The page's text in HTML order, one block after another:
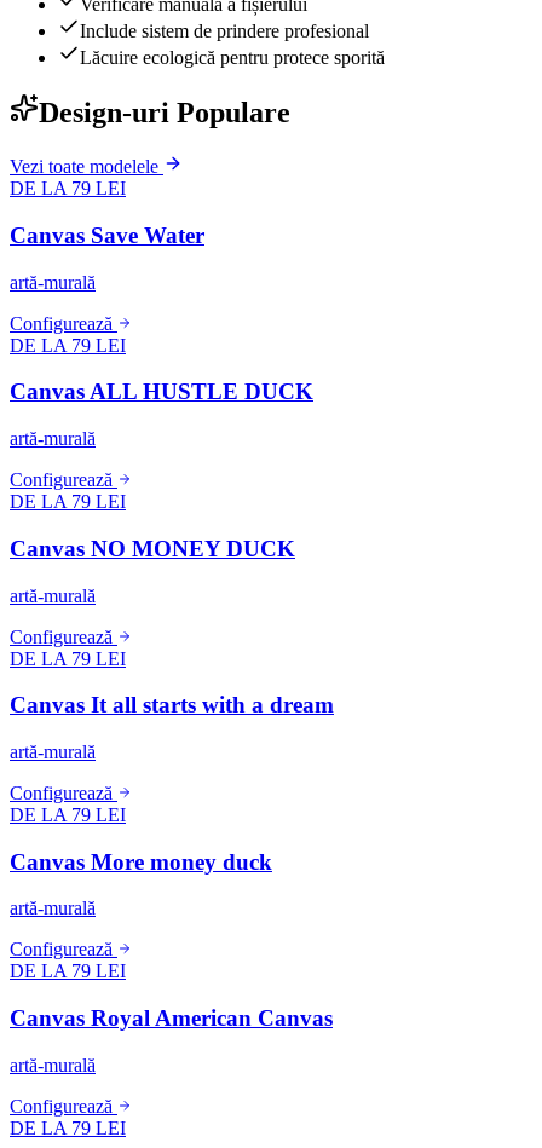
Verificare manuală a fișierului
Include sistem de prindere profesional
Lăcuire ecologică pentru protece sporită
Design-uri Populare
Vezi toate modelele
DE LA 79 LEI
Canvas Save Water
artă-murală
Configurează
DE LA 79 LEI
Canvas ALL HUSTLE DUCK
artă-murală
Configurează
DE LA 79 LEI
Canvas NO MONEY DUCK
artă-murală
Configurează
DE LA 79 LEI
Canvas It all starts with a dream
artă-murală
Configurează
DE LA 79 LEI
Canvas More money duck
artă-murală
Configurează
DE LA 79 LEI
Canvas Royal American Canvas
artă-murală
Configurează
DE LA 79 LEI